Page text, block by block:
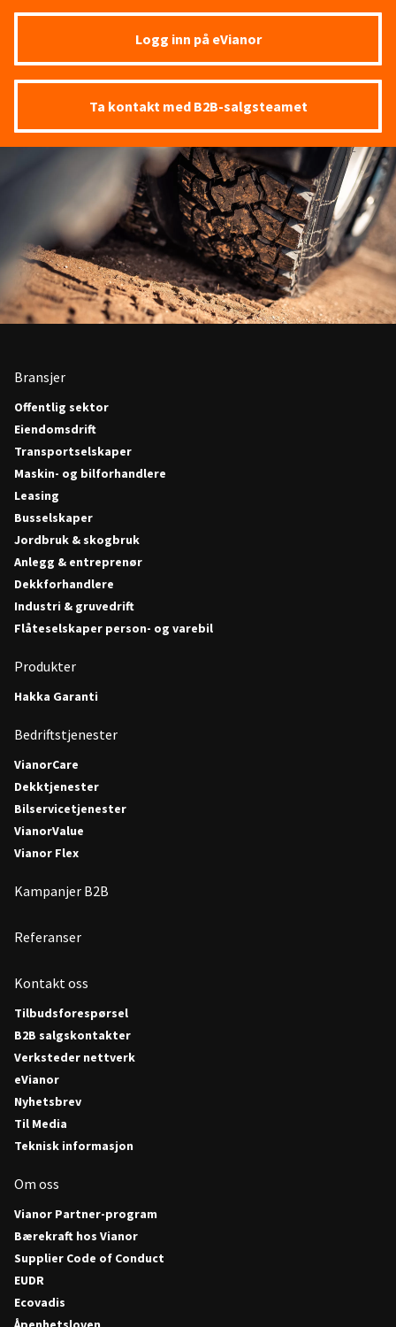
Logg inn på eVianor
Ta kontakt med B2B-salgsteamet
Bransjer
Offentlig sektor
Eiendomsdrift
Transportselskaper
Maskin- og bilforhandlere
Leasing
Busselskaper
Jordbruk & skogbruk
Anlegg & entreprenør
Dekkforhandlere
Industri & gruvedrift
Flåteselskaper person- og varebil
Produkter
Hakka Garanti
Bedriftstjenester
VianorCare
Dekktjenester
Bilservicetjenester
VianorValue
Vianor Flex
Kampanjer B2B
Referanser
Kontakt oss
Tilbudsforespørsel
B2B salgskontakter
Verksteder nettverk
eVianor
Nyhetsbrev
Til Media
Teknisk informasjon
Om oss
Vianor Partner-program
Bærekraft hos Vianor
Supplier Code of Conduct
EUDR
Ecovadis